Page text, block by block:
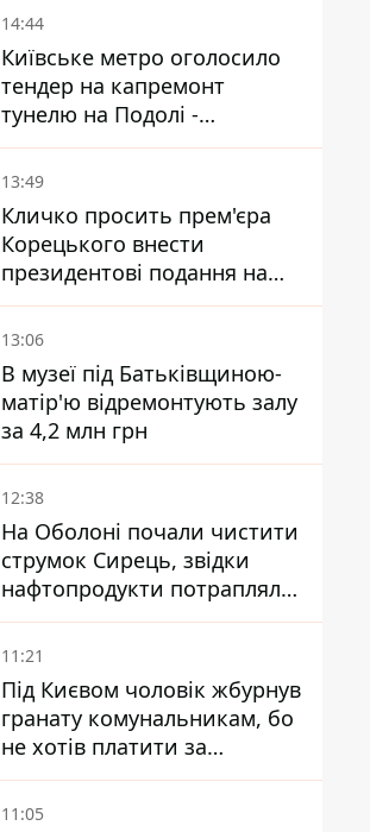
14:44
Київське метро оголосило
тендер на капремонт
тунелю на Подолі -
триватиме майже два роки
13:49
Кличко просить прем'єра
Корецького внести
президентові подання на
звільнення володаря
Троєщини Бахматова
13:06
В музеї під Батьківщиною-
матір'ю відремонтують залу
за 4,2 млн грн
12:38
На Оболоні почали чистити
струмок Сирець, звідки
нафтопродукти потрапляли
до озер
11:21
Під Києвом чоловік жбурнув
гранату комунальникам, бо
не хотів платити за
квитанціями
11:05